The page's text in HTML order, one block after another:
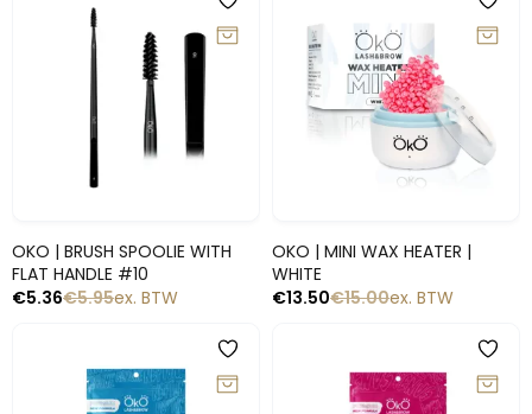
OKO | BRUSH SPOOLIE WITH
FLAT HANDLE #10
€5.95
€5.36 ex. BTW
OKO | MINI WAX HEATER |
WHITE
€15.00
€13.50 ex. BTW